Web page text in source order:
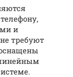
и
требуют